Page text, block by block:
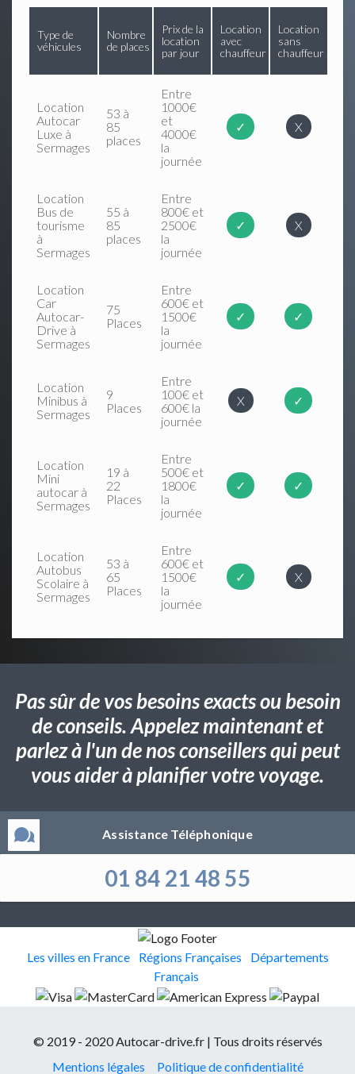
Type de
véhicules
Nombre
de places
Prix de la
location
par jour
Location
avec
chauffeur
Location
sans
chauffeur
Location
Autocar
Luxe à
Sermages
53 à
85
places
Entre
1000€
et
4000€
la
journée
✓ X
Location
Bus de
tourisme
à
Sermages
55 à
85
places
Entre
800€ et
2500€
la
journée
✓ X
Location
Car
Autocar-
Drive à
Sermages
75
Places
Entre
600€ et
1500€
la
journée
✓ ✓
Location
Minibus à
Sermages
9
Places
Entre
100€ et
600€ la
journée
X ✓
Location
Mini
autocar à
Sermages
19 à
22
Places
Entre
500€ et
1800€
la
journée
✓ ✓
Location
Autobus
Scolaire à
Sermages
53 à
65
Places
Entre
600€ et
1500€
la
journée
✓ X
Pas sûr de vos besoins exacts ou besoin
de conseils. Appelez maintenant et
parlez à l'un de nos conseillers qui peut
vous aider à planifier votre voyage.
Assistance Téléphonique
01 84 21 48 55
Les villes en France Régions Françaises
Départements
Français
© 2019 - 2020 Autocar-drive.fr | Tous droits réservés
Mentions légales
Politique de confidentialité